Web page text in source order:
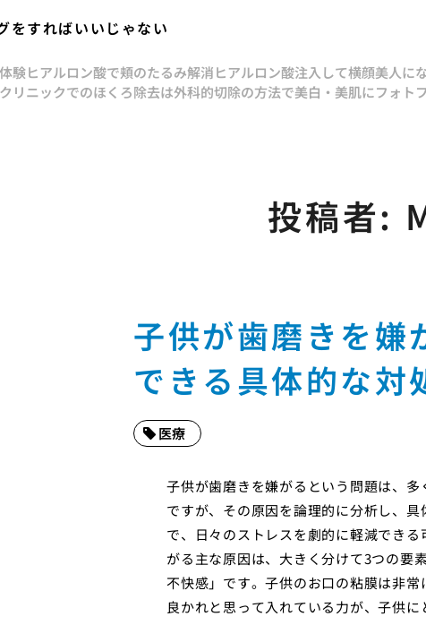
をすればいいじゃない
験ヒアルロン酸で頬のたるみ解消ヒアルロン酸注入して横顔美人に
リニックでのほくろ除去は外科的切除の方法で美白・美肌にフォト
投稿者:
子供が歯磨きを嫌
できる具体的な対
医療
子供が歯磨きを嫌がるという問題は、
ですが、その原因を論理的に分析し、
で、日々のストレスを劇的に軽減でき
がる主な原因は、大きく分けて3つの要
不快感」です。子供のお口の粘膜は非
良かれと思って入れている力が、子供